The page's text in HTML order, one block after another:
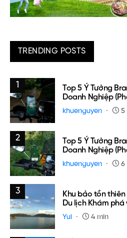
TRENDING POSTS
1
Top 5 Ý Tưởng
Doanh Nghiệp
khuenguyen 5
2
Top 5 Ý Tưởng
Doanh Nghiệp
khuenguyen 6
3
Khu bảo tồn thiên
Du lịch Khám
Yui 4 min